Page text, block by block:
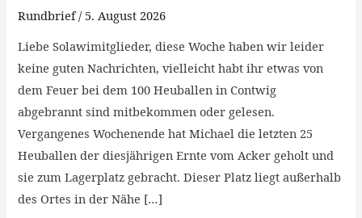
Rundbrief/5. August 2026
Liebe Solawimitglieder, diese Woche haben wir leider
keine guten Nachrichten, vielleicht habt ihr etwas von
dem Feuer bei dem 100 Heuballen in Contwig
abgebrannt sind mitbekommen oder gelesen.
Vergangenes Wochenende hat Michael die letzten 25
Heuballen der diesjährigen Ernte vom Acker geholt und
sie zum Lagerplatz gebracht. Dieser Platz liegt außerhalb
des Ortes in der Nähe […]